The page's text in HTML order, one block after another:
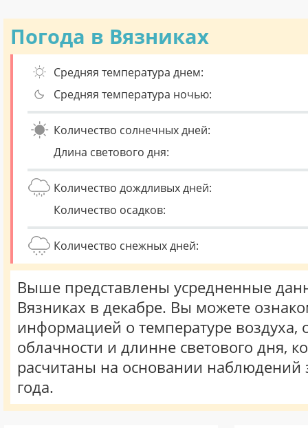
Погода в Вязниках
Средняя температура днем:
Средняя температура ночью:
Количество солнечных дней:
Длина светового дня:
Количество дождливых дней:
Количество осадков:
Количество снежных дней:
Выше представлены усредненные
Вязниках в декабре. Вы можете
информацией о температуре воздуха,
облачности и длинне светового дня,
расчитаны на основании наблюдений
года.